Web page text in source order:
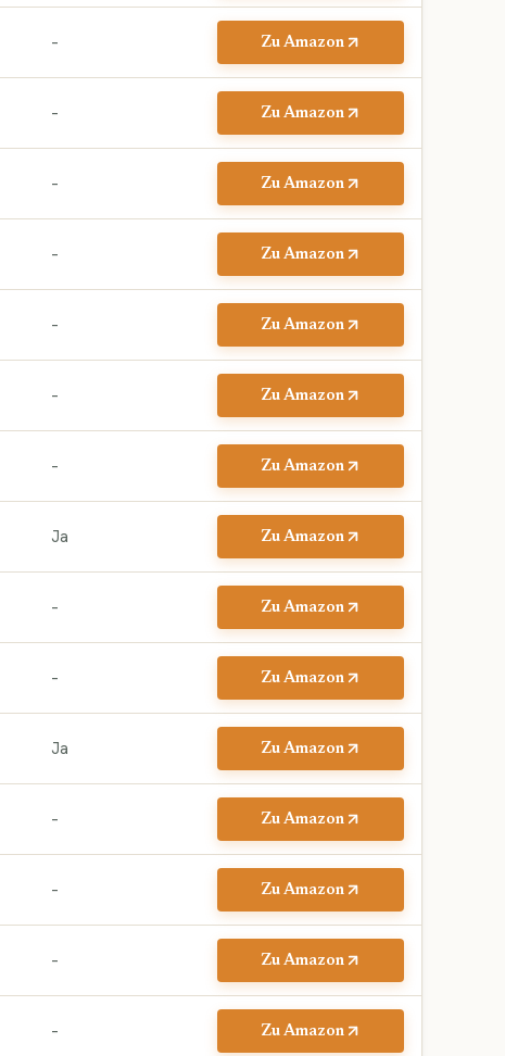
– Zu Amazon
– Zu Amazon
– Zu Amazon
– Zu Amazon
– Zu Amazon
– Zu Amazon
– Zu Amazon
Ja Zu Amazon
– Zu Amazon
– Zu Amazon
Ja Zu Amazon
– Zu Amazon
– Zu Amazon
– Zu Amazon
– Zu Amazon